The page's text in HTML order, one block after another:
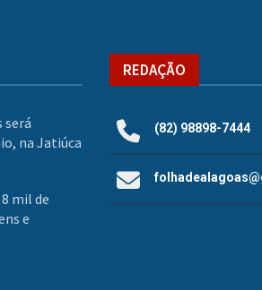
será
na Jatiúca
mil de
e
REDAÇÃO
(82) 98898-7444